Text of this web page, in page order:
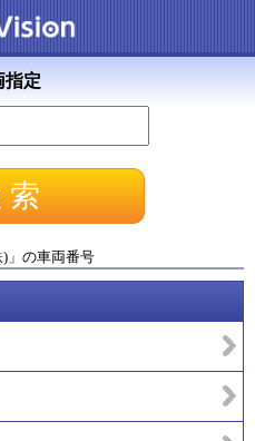
指定
) 」 の車両番号